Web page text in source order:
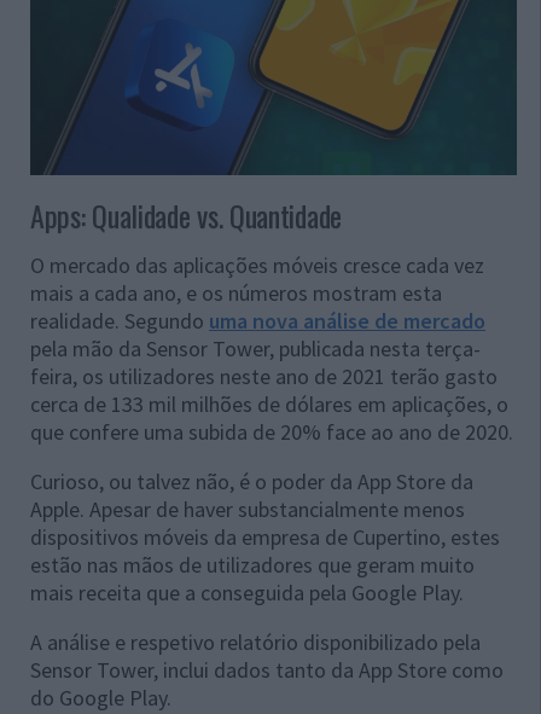
Apps: Qualidade vs. Quantidade
O mercado das aplicações móveis cresce cada vez
mais a cada ano, e os números mostram esta
realidade. Segundo uma nova análise de mercado
pela mão da Sensor Tower, publicada nesta terça-
feira, os utilizadores neste ano de 2021 terão gasto
cerca de 133 mil milhões de dólares em aplicações, o
que confere uma subida de 20% face ao ano de 2020.
Curioso, ou talvez não, é o poder da App Store da
Apple. Apesar de haver substancialmente menos
dispositivos móveis da empresa de Cupertino, estes
estão nas mãos de utilizadores que geram muito
mais receita que a conseguida pela Google Play.
A análise e respetivo relatório disponibilizado pela
Sensor Tower, inclui dados tanto da App Store como
do Google Play.